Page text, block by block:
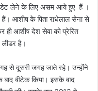
लेने के लिए असम आये हुए हैं ।
आशीष के पिता राधेलाल सेना से
ही आशीष देश सेवा को प्रेरित
है।
से दूसरी जगह जाते रहे। उन्होंने
बाद बीटेक किया। इसके बाद